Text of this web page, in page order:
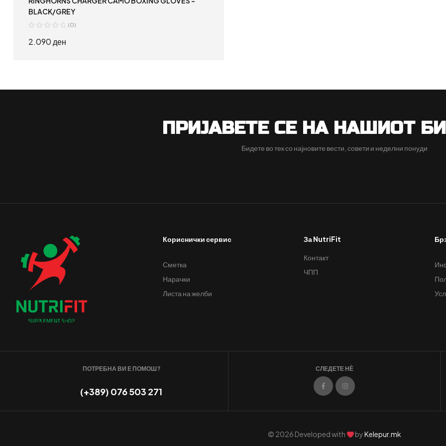
BLACK/GREY
(0)
2.090ден
ПРИЈАВЕТЕ СЕ НА НАШИОТ
Бидете во тек со најновите вести, совети и неделни понуди
Кориснички сервис
Сметка
Нарачки
Листа на желби
За NutriFit
Контакт
ЧПП
ПОТРЕБНА ВИ Е ПОМОШ?
(+389) 076 503 271
СЛЕДЕТЕ НЀ
© 2026 Developed with byKelepur.mk